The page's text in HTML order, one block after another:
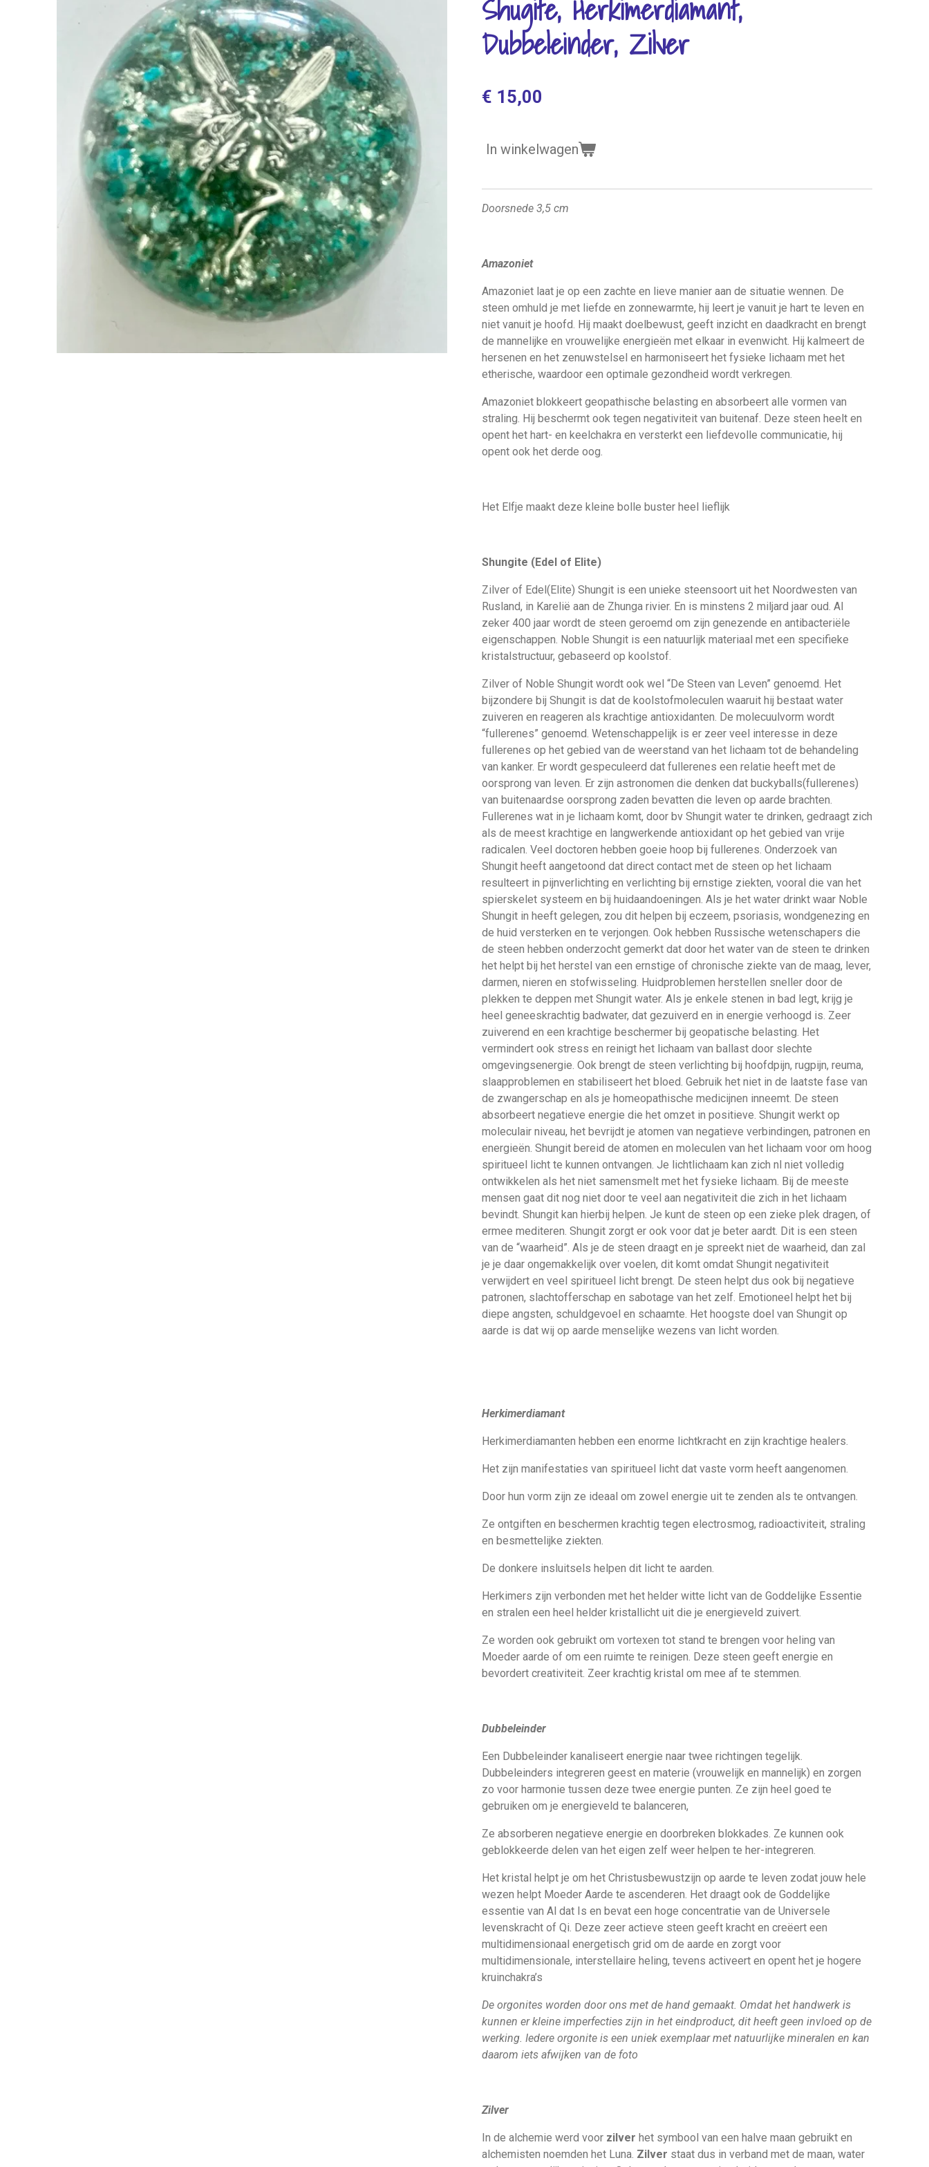
Shugite, Herkimerdiamant,
Dubbeleinder, Zilver
€ 15,00
In winkelwagen
Doorsnede 3,5 cm
Amazoniet
Amazoniet laat je op een zachte en lieve manier aan de situatie wennen. De
steen omhuld je met liefde en zonnewarmte, hij leert je vanuit je hart te leven en
niet vanuit je hoofd. Hij maakt doelbewust, geeft inzicht en daadkracht en brengt
de mannelijke en vrouwelijke energieën met elkaar in evenwicht. Hij kalmeert de
hersenen en het zenuwstelsel en harmoniseert het fysieke lichaam met het
etherische, waardoor een optimale gezondheid wordt verkregen.
Amazoniet blokkeert geopathische belasting en absorbeert alle vormen van
straling. Hij beschermt ook tegen negativiteit van buitenaf. Deze steen heelt en
opent het hart- en keelchakra en versterkt een liefdevolle communicatie, hij
opent ook het derde oog.
Het Elfje maakt deze kleine bolle buster heel lieflijk
Shungite (Edel of Elite)
Zilver of Edel(Elite) Shungit is een unieke steensoort uit het Noordwesten van
Rusland, in Karelië aan de Zhunga rivier. En is minstens 2 miljard jaar oud. Al
zeker 400 jaar wordt de steen geroemd om zijn genezende en antibacteriële
eigenschappen. Noble Shungit is een natuurlijk materiaal met een specifieke
kristalstructuur, gebaseerd op koolstof.
Zilver of Noble Shungit wordt ook wel “De Steen van Leven” genoemd. Het
bijzondere bij Shungit is dat de koolstofmoleculen waaruit hij bestaat water
zuiveren en reageren als krachtige antioxidanten. De molecuulvorm wordt
“fullerenes” genoemd. Wetenschappelijk is er zeer veel interesse in deze
fullerenes op het gebied van de weerstand van het lichaam tot de behandeling
van kanker. Er wordt gespeculeerd dat fullerenes een relatie heeft met de
oorsprong van leven. Er zijn astronomen die denken dat buckyballs(fullerenes)
van buitenaardse oorsprong zaden bevatten die leven op aarde brachten.
Fullerenes wat in je lichaam komt, door bv Shungit water te drinken, gedraagt zich
als de meest krachtige en langwerkende antioxidant op het gebied van vrije
radicalen. Veel doctoren hebben goeie hoop bij fullerenes. Onderzoek van
Shungit heeft aangetoond dat direct contact met de steen op het lichaam
resulteert in pijnverlichting en verlichting bij ernstige ziekten, vooral die van het
spierskelet systeem en bij huidaandoeningen. Als je het water drinkt waar Noble
Shungit in heeft gelegen, zou dit helpen bij eczeem, psoriasis, wondgenezing en
de huid versterken en te verjongen. Ook hebben Russische wetenschapers die
de steen hebben onderzocht gemerkt dat door het water van de steen te drinken
het helpt bij het herstel van een ernstige of chronische ziekte van de maag, lever,
darmen, nieren en stofwisseling. Huidproblemen herstellen sneller door de
plekken te deppen met Shungit water. Als je enkele stenen in bad legt, krijg je
heel geneeskrachtig badwater, dat gezuiverd en in energie verhoogd is. Zeer
zuiverend en een krachtige beschermer bij geopatische belasting. Het
vermindert ook stress en reinigt het lichaam van ballast door slechte
omgevingsenergie. Ook brengt de steen verlichting bij hoofdpijn, rugpijn, reuma,
slaapproblemen en stabiliseert het bloed. Gebruik het niet in de laatste fase van
de zwangerschap en als je homeopathische medicijnen inneemt. De steen
absorbeert negatieve energie die het omzet in positieve. Shungit werkt op
moleculair niveau, het bevrijdt je atomen van negatieve verbindingen, patronen en
energieën. Shungit bereid de atomen en moleculen van het lichaam voor om hoog
spiritueel licht te kunnen ontvangen. Je lichtlichaam kan zich nl niet volledig
ontwikkelen als het niet samensmelt met het fysieke lichaam. Bij de meeste
mensen gaat dit nog niet door te veel aan negativiteit die zich in het lichaam
bevindt. Shungit kan hierbij helpen. Je kunt de steen op een zieke plek dragen, of
ermee mediteren. Shungit zorgt er ook voor dat je beter aardt. Dit is een steen
van de “waarheid”. Als je de steen draagt en je spreekt niet de waarheid, dan zal
je je daar ongemakkelijk over voelen, dit komt omdat Shungit negativiteit
verwijdert en veel spiritueel licht brengt. De steen helpt dus ook bij negatieve
patronen, slachtofferschap en sabotage van het zelf. Emotioneel helpt het bij
diepe angsten, schuldgevoel en schaamte. Het hoogste doel van Shungit op
aarde is dat wij op aarde menselijke wezens van licht worden.
Herkimerdiamant
Herkimerdiamanten hebben een enorme lichtkracht en zijn krachtige healers.
Het zijn manifestaties van spiritueel licht dat vaste vorm heeft aangenomen.
Door hun vorm zijn ze ideaal om zowel energie uit te zenden als te ontvangen.
Ze ontgiften en beschermen krachtig tegen electrosmog, radioactiviteit, straling
en besmettelijke ziekten.
De donkere insluitsels helpen dit licht te aarden.
Herkimers zijn verbonden met het helder witte licht van de Goddelijke Essentie
en stralen een heel helder kristallicht uit die je energieveld zuivert.
Ze worden ook gebruikt om vortexen tot stand te brengen voor heling van
Moeder aarde of om een ruimte te reinigen. Deze steen geeft energie en
bevordert creativiteit. Zeer krachtig kristal om mee af te stemmen.
Dubbeleinder
Een Dubbeleinder kanaliseert energie naar twee richtingen tegelijk.
Dubbeleinders integreren geest en materie (vrouwelijk en mannelijk) en zorgen
zo voor harmonie tussen deze twee energie punten. Ze zijn heel goed te
gebruiken om je energieveld te balanceren,
Ze absorberen negatieve energie en doorbreken blokkades. Ze kunnen ook
geblokkeerde delen van het eigen zelf weer helpen te her-integreren.
Het kristal helpt je om het Christusbewustzijn op aarde te leven zodat jouw hele
wezen helpt Moeder Aarde te ascenderen. Het draagt ook de Goddelijke
essentie van Al dat Is en bevat een hoge concentratie van de Universele
levenskracht of Qi. Deze zeer actieve steen geeft kracht en creëert een
multidimensionaal energetisch grid om de aarde en zorgt voor
multidimensionale, interstellaire heling, tevens activeert en opent het je hogere
kruinchakra’s
De orgonites worden door ons met de hand gemaakt. Omdat het handwerk is
kunnen er kleine imperfecties zijn in het eindproduct, dit heeft geen invloed op de
werking. Iedere orgonite is een uniek exemplaar met natuurlijke mineralen en kan
daarom iets afwijken van de foto
Zilver
In de alchemie werd voor zilver het symbool van een halve maan gebruikt en
alchemisten noemden het Luna. Zilver staat dus in verband met de maan, water